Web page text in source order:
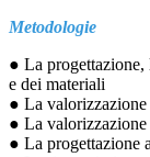
Metodologie
● La progettazione,
e dei materiali
● La
● La
● La progettazione